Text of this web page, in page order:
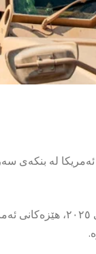
ئەمریکا لە بنکەى
سەرچاوەیەک بە پێگەکەى